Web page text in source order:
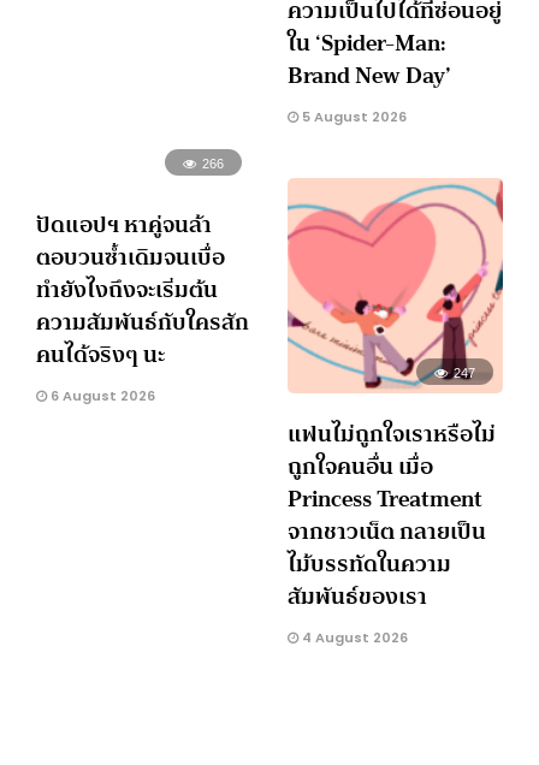
ความเป็นไปได้ที่ซ่อนอยู่
ใน ‘Spider-Man:
Brand New Day’
5 August 2026
266
ปัดแอปฯ หาคู่จนล้า
ตอบวนซ้ำเดิมจนเบื่อ
ทำยังไงถึงจะเริ่มต้น
ความสัมพันธ์กับใครสัก
คนได้จริงๆ นะ
6 August 2026
247
แฟนไม่ถูกใจเราหรือไม่
ถูกใจคนอื่น เมื่อ
Princess Treatment
จากชาวเน็ต กลายเป็น
ไม้บรรทัดในความ
สัมพันธ์ของเรา
4 August 2026